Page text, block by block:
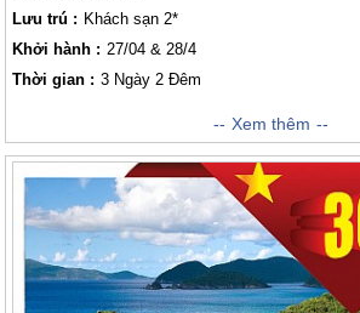
Lưu trú : Khách sạn 2*
Khởi hành : 27/04 & 28/4
Thời gian : 3 Ngày 2 Đêm
Hành trình đến với chương trình khám phá đảo
lễ 30/4 cùng với VietSense Travel chúng tôi sẽ
những trải nghiệm tuyệt vời, có một không hai.
khách không chỉ được hòa mình vào thiên
biển xanh, cát trắng, núi non trùng điệp mà hơn
hội hòa mình và tìm hiểu về đời sống giản dị,
ngư dân sinh sống lâu năm trên đảo. Quý
Travel để được trải nghiệm những điều độc
Xem thêm